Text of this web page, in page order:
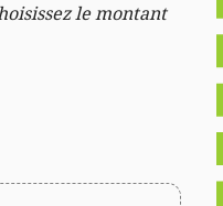
le montant